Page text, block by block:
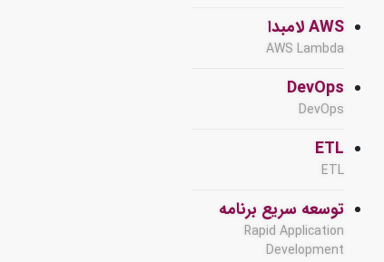
AWS لامبدا
AWS Lambda
DevOps
DevOps
ETL
ETL
توسعه سریع برنامه
Rapid Application
Development